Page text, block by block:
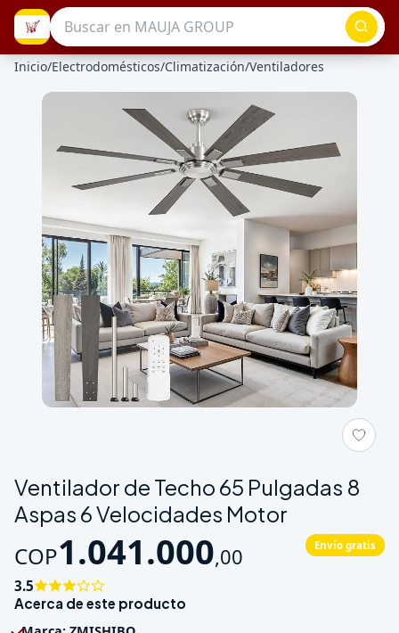
Inicio/Electrodomésticos/Climatización/Ventiladores
Ventilador de Techo 65 Pulgadas 8
Aspas 6 Velocidades Motor
COP1.041.000,00 Envío gratis
3.5
Acerca de este producto